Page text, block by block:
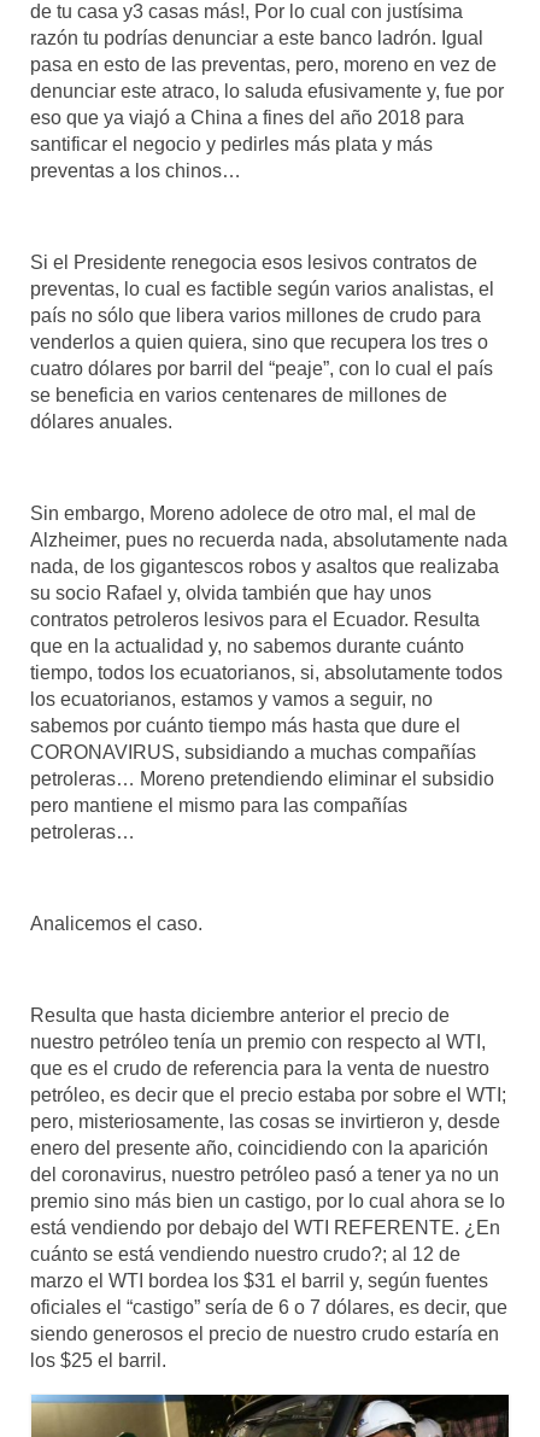
de tu casa y3 casas más!, Por lo cual con justísima
razón tu podrías denunciar a este banco ladrón. Igual
pasa en esto de las preventas, pero, moreno en vez de
denunciar este atraco, lo saluda efusivamente y, fue por
eso que ya viajó a China a fines del año 2018 para
santificar el negocio y pedirles más plata y más
preventas a los chinos…
Si el Presidente renegocia esos lesivos contratos de
preventas, lo cual es factible según varios analistas, el
país no sólo que libera varios millones de crudo para
venderlos a quien quiera, sino que recupera los tres o
cuatro dólares por barril del “peaje”, con lo cual el país
se beneficia en varios centenares de millones de
dólares anuales.
Sin embargo, Moreno adolece de otro mal, el mal de
Alzheimer, pues no recuerda nada, absolutamente nada
nada, de los gigantescos robos y asaltos que realizaba
su socio Rafael y, olvida también que hay unos
contratos petroleros lesivos para el Ecuador. Resulta
que en la actualidad y, no sabemos durante cuánto
tiempo, todos los ecuatorianos, si, absolutamente todos
los ecuatorianos, estamos y vamos a seguir, no
sabemos por cuánto tiempo más hasta que dure el
CORONAVIRUS, subsidiando a muchas compañías
petroleras… Moreno pretendiendo eliminar el subsidio
pero mantiene el mismo para las compañías
petroleras…
Analicemos el caso.
Resulta que hasta diciembre anterior el precio de
nuestro petróleo tenía un premio con respecto al WTI,
que es el crudo de referencia para la venta de nuestro
petróleo, es decir que el precio estaba por sobre el WTI;
pero, misteriosamente, las cosas se invirtieron y, desde
enero del presente año, coincidiendo con la aparición
del coronavirus, nuestro petróleo pasó a tener ya no un
premio sino más bien un castigo, por lo cual ahora se lo
está vendiendo por debajo del WTI REFERENTE. ¿En
cuánto se está vendiendo nuestro crudo?; al 12 de
marzo el WTI bordea los $31 el barril y, según fuentes
oficiales el “castigo” sería de 6 o 7 dólares, es decir, que
siendo generosos el precio de nuestro crudo estaría en
los $25 el barril.